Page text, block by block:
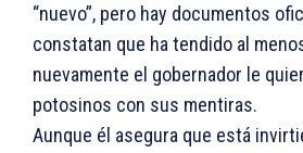
“nuevo”, pero hay documentos
constatan que ha tendido al
nuevamente el gobernador le
potosinos con sus mentiras.
Aunque él asegura que está